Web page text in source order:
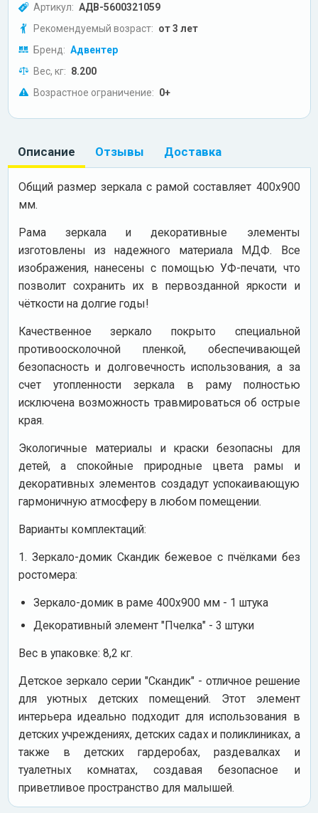
Артикул: АДВ-5600321059
Рекомендуемый возраст: от 3 лет
Бренд: Адвентер
Вес, кг: 8.200
Возрастное ограничение: 0+
Описание Отзывы Доставка
Общий размер зеркала с рамой составляет 400х900
мм.
Рама зеркала и декоративные элементы
изготовлены из надежного материала МДФ. Все
изображения, нанесены с помощью УФ-печати, что
позволит сохранить их в первозданной яркости и
чёткости на долгие годы!
Качественное зеркало покрыто специальной
противоосколочной пленкой, обеспечивающей
безопасность и долговечность использования, а за
счет утопленности зеркала в раму полностью
исключена возможность травмироваться об острые
края.
Экологичные материалы и краски безопасны для
детей, а спокойные природные цвета рамы и
декоративных элементов создадут успокаивающую
гармоничную атмосферу в любом помещении.
Варианты комплектаций:
1. Зеркало-домик Скандик бежевое с пчёлками без
ростомера:
Зеркало-домик в раме 400х900 мм - 1 штука
Декоративный элемент "Пчелка" - 3 штуки
Вес в упаковке: 8,2 кг.
Детское зеркало серии "Скандик" - отличное решение
для уютных детских помещений. Этот элемент
интерьера идеально подходит для использования в
детских учреждениях, детских садах и поликлиниках, а
также в детских гардеробах, раздевалках и
туалетных комнатах, создавая безопасное и
приветливое пространство для малышей.